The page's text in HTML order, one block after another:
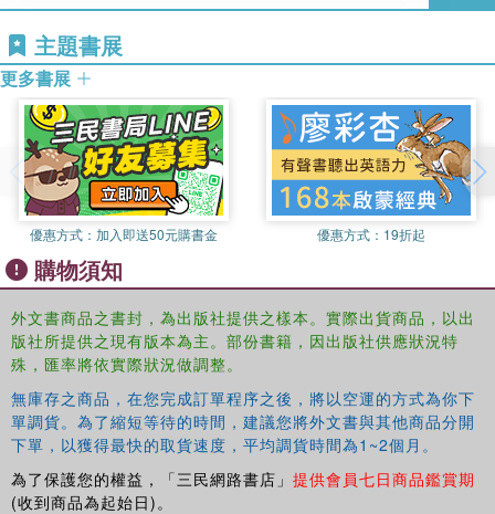
Each biographical entry comprises personal information,
principal career details, repertoire, recordings and
compositions, and full contact details where available.
Appendices provide contact details for national
orchestras, opera companies, music festivals, music
organizations and major competitions and awards.
International Who's Who in Classical Musicincludes
individuals involved in all aspects of the world of classical
music: composers, instrumentalists, singers, arrangers,
writers, musicologists, conductors, directors and
managers.
Key Features:
- covers the classical and light classical fields
- includes both up-and-coming musicians and well-
established names.
主題書展
更多書展
優惠方式： 加入即送50元購書金 優惠方式： 19折起
購物須知
外文書商品之書封，為出版社提供之樣本。實際出貨商品，以出
版社所提供之現有版本為主。部份書籍，因出版社供應狀況特
殊，匯率將依實際狀況做調整。
無庫存之商品，在您完成訂單程序之後，將以空運的方式為你下
單調貨。為了縮短等待的時間，建議您將外文書與其他商品分開
下單，以獲得最快的取貨速度，平均調貨時間為1~2個月。
為了保護您的權益，「三民網路書店」 提供會員七日商品鑑賞期
(收到商品為起始日)。